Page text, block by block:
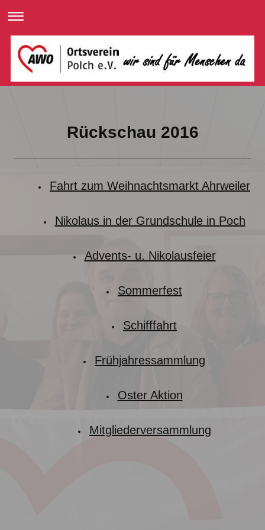
Rückschau 2016
Fahrt zum Weihnachtsmarkt Ahrweiler
Nikolaus in der Grundschule in Poch
Advents- u. Nikolausfeier
Sommerfest
Schifffahrt
Frühjahressammlung
Oster Aktion
Mitgliederversammlung